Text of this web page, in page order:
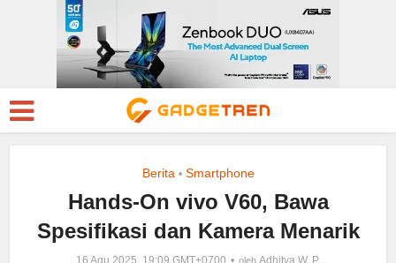
Berita • Smartphone
Hands-On vivo V60, Bawa
Spesifikasi dan Kamera Menarik
16 Agu 2025, 19:09 GMT+0700 oleh Adhitya W. P.